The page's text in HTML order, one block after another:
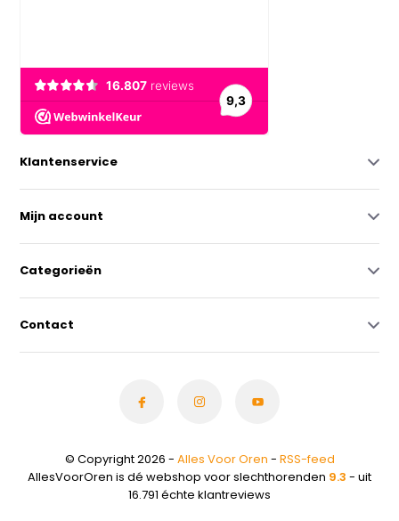
Klantenservice
Mijn account
Categorieën
Contact
© Copyright 2026 - Alles Voor Oren - RSS-feed
AllesVoorOren is dé webshop voor slechthorenden 9.3 - uit
16.791 échte klantreviews